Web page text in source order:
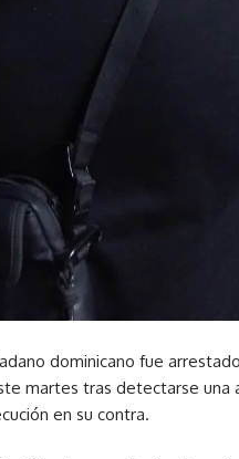
dominicano fue
martes tras detectarse una
en su contra.